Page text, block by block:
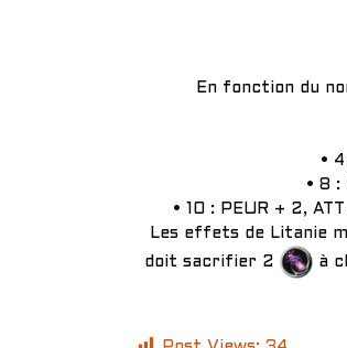
En fonction du
•
• 8 :
• 10 : PEUR + 2,
Les effets de Litanie
doit sacrifier 2
à